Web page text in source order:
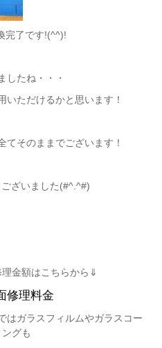
完了です!(^^)!
したね・・・
いただけるかと思います！
てそのままでございます！
ざいました(#^.^#)
金額はこちらから⇓
修理料金
はガラスフィルムやガラスコー
グも